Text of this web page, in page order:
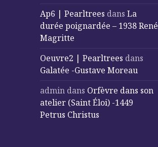
Ap6 | Pearltrees dansLa
durée poignardée – 1938 René
Magritte
Oeuvre2 | Pearltrees dans
Galatée -Gustave Moreau
admin dans Orfèvre dans son
atelier (Saint Éloi) -1449
Petrus Christus